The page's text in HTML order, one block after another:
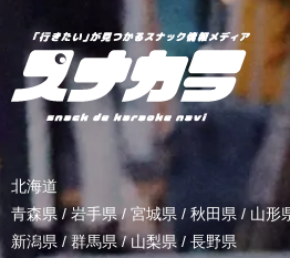
北海道
青森県 / 岩手県/ 宮城県 / 秋田県 / 山形
新潟県 /群馬県/山梨県 / 長野県